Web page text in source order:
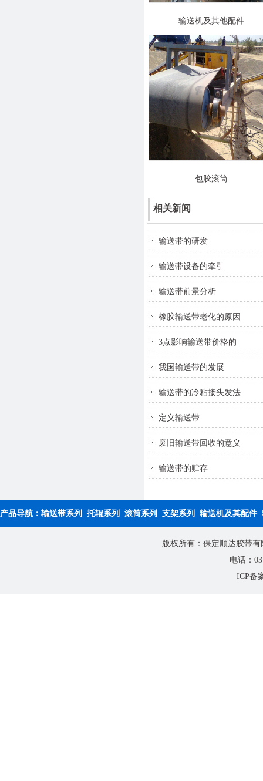
输送机及其他配件
包胶滚筒
相关新闻
输送带的研发
输送带设备的牵引
输送带前景分析
橡胶输送带老化的原因
3点影响输送带价格的
我国输送带的发展
输送带的冷粘接头发法
定义输送带
废旧输送带回收的意义
输送带的贮存
产品导航： 输送带系列 托辊系列 滚筒系列 支架系列 输送机及其配件
版权所有：保定顺达胶带
电话：
ICP备